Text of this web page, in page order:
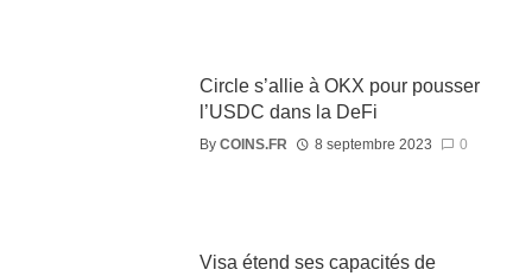
Circle s’allie à OKX pour pousser
l’USDC dans la DeFi
By COINS.FR 8 septembre 2023 0
Visa étend ses capacités de